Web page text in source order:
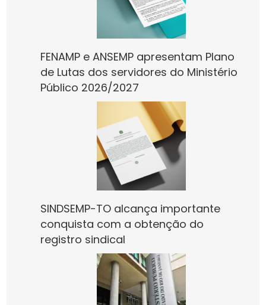
FENAMP e ANSEMP apresentam Plano
de Lutas dos servidores do Ministério
Público 2026/2027
SINDSEMP-TO alcança importante
conquista com a obtenção do
registro sindical